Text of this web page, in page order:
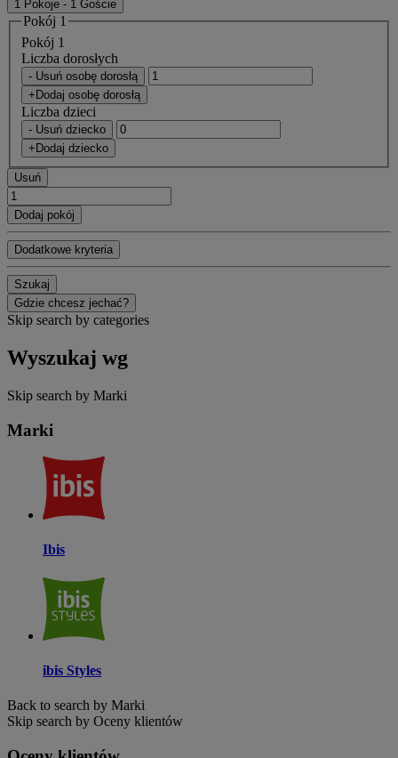
1 Pokoje - 1 Goście
Pokój 1
Pokój 1
Liczba dorosłych
- Usuń osobę dorosłą
+Dodaj osobę dorosłą
Liczba dzieci
- Usuń dziecko
+Dodaj dziecko
Usuń
Dodaj pokój
Dodatkowe kryteria
Szukaj
Gdzie chcesz jechać?
Skip search by categories
Wyszukaj wg
Skip search by Marki
Marki
Ibis
ibis Styles
Back to search by Marki
Skip search by Oceny klientów